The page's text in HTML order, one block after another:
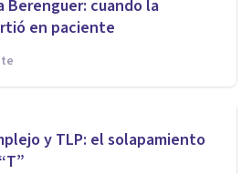
Berenguer: cuando la
en paciente
y TLP: el solapamiento